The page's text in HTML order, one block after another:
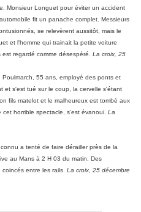
Monsieur Longuet pour éviter un accident
fit un panache complet. Messieurs
se relevèrent aussitôt, mais le
et l'homme qui trainait la petite voiture
regardé comme désespéré.
La croix, 25
55 ans, employé des ponts et
et s'est tué sur le coup, la cervelle s'étant
fils matelot et le malheureux est tombé aux
horrible spectacle, s'est évanoui. La
a tenté de faire dérailler près de la
au Mans à 2 H 03 du matin. Des
entre les rails. La croix, 25 décembre